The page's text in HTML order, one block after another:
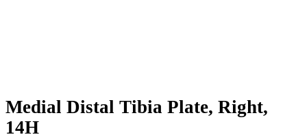
Medial Distal Tibia Plate, Right,
14H